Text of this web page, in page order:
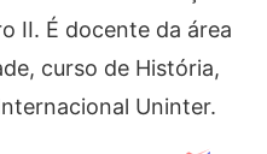
II. É docente da área
curso de História,
Uninter.